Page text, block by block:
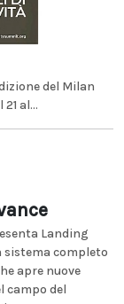
del Milan
al...
Landing
sistema completo
apre nuove
campo del